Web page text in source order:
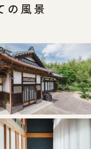
の風景